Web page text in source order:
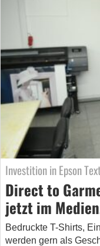
Investition in Epson
Direct to
jetzt im
Bedruckte T-Shirts,
werden gern als